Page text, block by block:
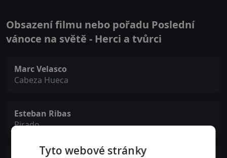
Obsazení filmu nebo pořadu Poslední
vánoce na světě - Herci a tvůrci
Marc Velasco
Cabeza Hueca
Esteban Ribas
Pirado
Tyto webové stránky